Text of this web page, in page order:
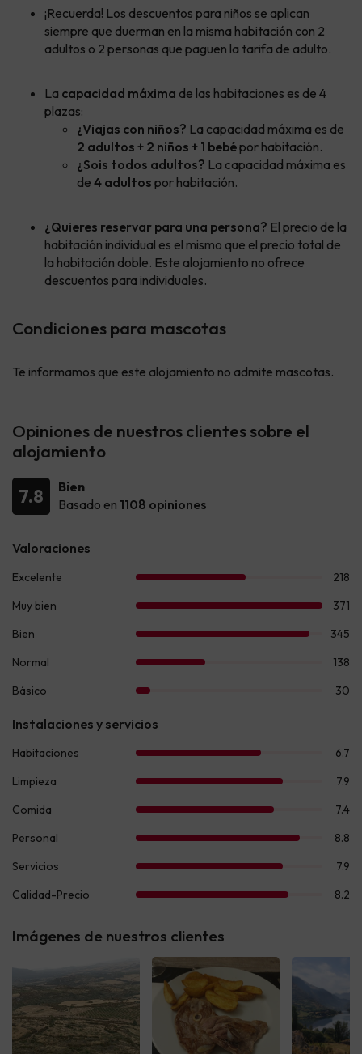
¡Recuerda! Los descuentos para niños se aplican
siempre que duerman en la misma habitación con 2
adultos o 2 personas que paguen la tarifa de adulto.
La capacidad máxima de las habitaciones es de 4
plazas:
¿Viajas con niños? La capacidad máxima es de
2 adultos + 2 niños + 1 bebépor habitación.
¿Sois todos adultos? La capacidad máxima es
de 4 adultos por habitación.
¿Quieres reservar para una persona? El precio de la
habitación individual es el mismo que el precio total de
la habitación doble. Este alojamiento no ofrece
descuentos para individuales.
Condiciones para mascotas
Te informamos que este alojamiento no admite mascotas.
Opiniones de nuestros clientes sobre el
alojamiento
7.8
Bien
Basado en 1108 opiniones
Imágenes de nuestros clientes